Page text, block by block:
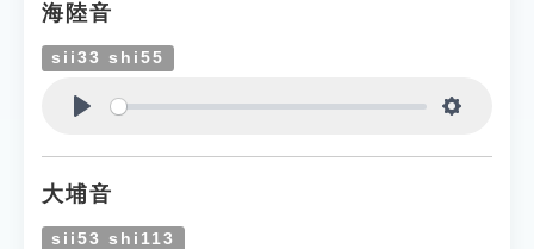
海陸音
sii33 shi55
大埔音
sii53 shi113